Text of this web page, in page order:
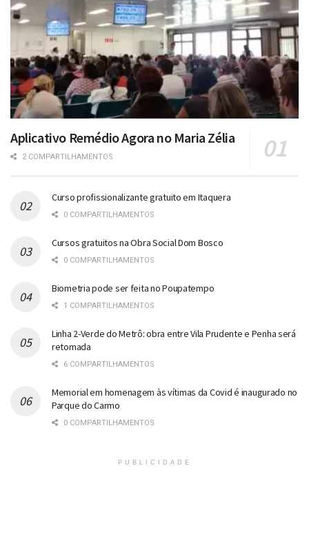
Aplicativo Remédio Agora no Maria Zélia
2 COMPARTILHAMENTOS
Curso profissionalizante gratuito em Itaquera
0 COMPARTILHAMENTOS
Cursos gratuitos na Obra Social Dom Bosco
0 COMPARTILHAMENTOS
Biometria pode ser feita no Poupatempo
1 COMPARTILHAMENTOS
Linha 2-Verde do Metrô: obra entre Vila Prudente e Penha será
retomada
6 COMPARTILHAMENTOS
Memorial em homenagem às vítimas da Covid é inaugurado no
Parque do Carmo
0 COMPARTILHAMENTOS
PUBLICIDADE